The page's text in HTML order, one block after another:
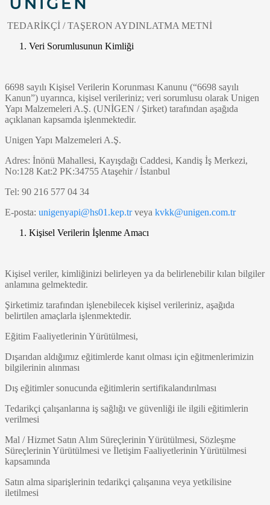
TEDARİKÇİ / TAŞERON AYDINLATMA METNİ
Veri Sorumlusunun Kimliği
6698 sayılı Kişisel Verilerin Korunması Kanunu (“6698 sayılı
Kanun”) uyarınca, kişisel verileriniz; veri sorumlusu olarak Unigen
Yapı Malzemeleri A.Ş. (UNİGEN / Şirket) tarafından aşağıda
açıklanan kapsamda işlenmektedir.
Unigen Yapı Malzemeleri A.Ş.
Adres: İnönü Mahallesi, Kayışdağı Caddesi, Kandiş İş Merkezi,
No:128 Kat:2 PK:34755 Ataşehir / İstanbul
Tel: 90 216 577 04 34
E-posta: unigenyapi@hs01.kep.trveya kvkk@unigen.com.tr
Kişisel Verilerin İşlenme Amacı
Kişisel veriler, kimliğinizi belirleyen ya da belirlenebilir kılan bilgiler
anlamına gelmektedir.
Şirketimiz tarafından işlenebilecek kişisel verileriniz, aşağıda
belirtilen amaçlarla işlenmektedir.
Eğitim Faaliyetlerinin Yürütülmesi,
Dışarıdan aldığımız eğitimlerde kanıt olması için eğitmenlerimizin
bilgilerinin alınması
Dış eğitimler sonucunda eğitimlerin sertifikalandırılması
Tedarikçi çalışanlarına iş sağlığı ve güvenliği ile ilgili eğitimlerin
verilmesi
Mal / Hizmet Satın Alım Süreçlerinin Yürütülmesi, Sözleşme
Süreçlerinin Yürütülmesi ve İletişim Faaliyetlerinin Yürütülmesi
kapsamında
Satın alma siparişlerinin tedarikçi çalışanına veya yetkilisine
iletilmesi